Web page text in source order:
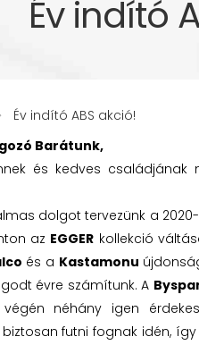
Év indító
Év indító ABS akció!
Barátunk,
és kedves
dolgot tervezünk a
az EGGER kollekció
és a Kastamonu
évre számítunk. A
néhány igen
futni fognak idén,